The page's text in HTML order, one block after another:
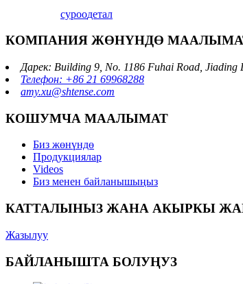
суроодетал
КОМПАНИЯ ЖӨНҮНДӨ
Дарек: Building 9, No. 1186 Fuhai Road,
Телефон: +86 21 69968288
amy.xu@shtense.com
КОШУМЧА МААЛЫМАТ
Биз жөнүндө
Продукциялар
Videos
Биз менен байланышыңыз
КАТТАЛЫНЫЗ ЖАНА АКЫРКЫ
Жазылуу
БАЙЛАНЫШТА БОЛУҢУЗ